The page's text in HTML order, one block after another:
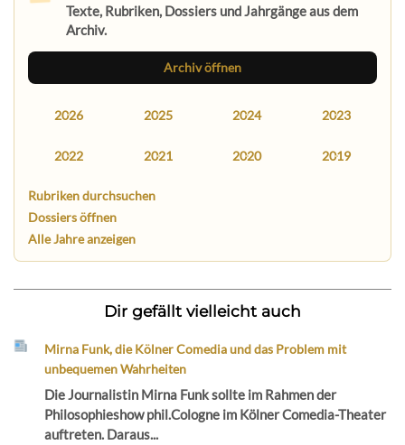
Texte, Rubriken, Dossiers und Jahrgänge aus dem
Archiv.
Archiv öffnen
2026 2025 2024 2023
2022 2021 2020 2019
Rubriken durchsuchen
Dossiers öffnen
Alle Jahre anzeigen
Dir gefällt vielleicht auch
Mirna Funk, die Kölner Comedia und das Problem mit
unbequemen Wahrheiten
Die Journalistin Mirna Funk sollte im Rahmen der
Philosophieshow phil.Cologne im Kölner Comedia-Theater
auftreten. Daraus...